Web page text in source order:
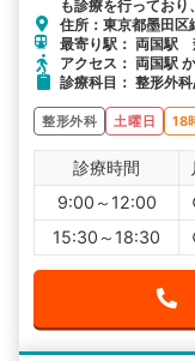
も診療を行っており
住所：東京都墨田
最寄り駅： 両国駅
アクセス： 両国駅
診療科目： 整形外
整形外科 土曜日 18
診療時間
9:00～12:00
15:30～18:30